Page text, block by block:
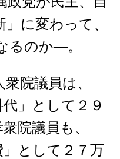
に変わって、
るのか―。
院議員は、
代」として２９
院議員も、
」として２７万